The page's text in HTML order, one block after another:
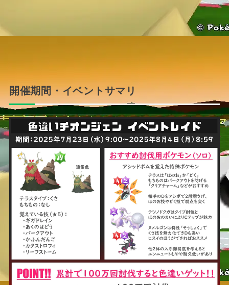
開催期間・イベントサマリ